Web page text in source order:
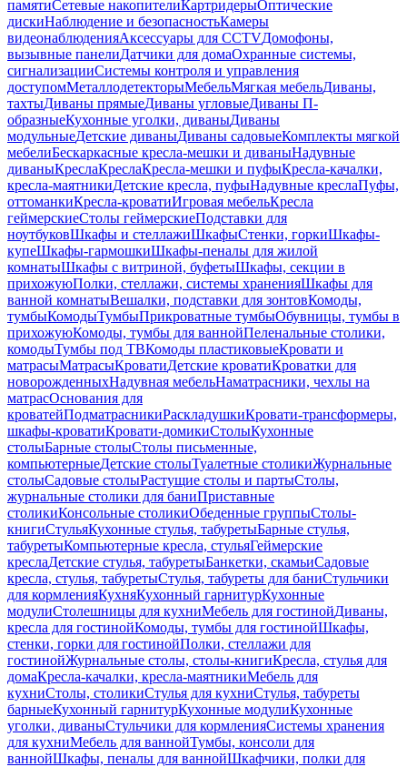
памятиСетевые накопителиКартридерыОптические
дискиНаблюдение и безопасностьКамеры
видеонаблюденияАксессуары для CCTVДомофоны,
вызывные панелиДатчики для домаОхранные системы,
сигнализацииСистемы контроля и управления
доступомМеталлодетекторыМебельМягкая мебельДиваны,
тахтыДиваны прямыеДиваны угловыеДиваны П-
образныеКухонные уголки, диваныДиваны
модульныеДетские диваныДиваны садовыеКомплекты мягкой
мебелиБескаркасные кресла-мешки и диваныНадувные
диваныКреслаКреслаКресла-мешки и пуфыКресла-качалки,
кресла-маятникиДетские кресла, пуфыНадувные креслаПуфы,
оттоманкиКресла-кроватиИгровая мебельКресла
геймерскиеСтолы геймерскиеПодставки для
ноутбуковШкафы и стеллажиШкафыСтенки, горкиШкафы-
купеШкафы-гармошкиШкафы-пеналы для жилой
комнатыШкафы с витриной, буфетыШкафы, секции в
прихожуюПолки, стеллажи, системы храненияШкафы для
ванной комнатыВешалки, подставки для зонтовКомоды,
тумбыКомодыТумбыПрикроватные тумбыОбувницы, тумбы в
прихожуюКомоды, тумбы для ваннойПеленальные столики,
комодыТумбы под ТВКомоды пластиковыеКровати и
матрасыМатрасыКроватиДетские кроватиКроватки для
новорожденныхНадувная мебельНаматрасники, чехлы на
матрасОснования для
кроватейПодматрасникиРаскладушкиКровати-трансформеры,
шкафы-кроватиКровати-домикиСтолыКухонные
столыБарные столыСтолы письменные,
компьютерныеДетские столыТуалетные столикиЖурнальные
столыСадовые столыРастущие столы и партыСтолы,
журнальные столики для баниПриставные
столикиКонсольные столикиОбеденные группыСтолы-
книгиСтульяКухонные стулья, табуретыБарные стулья,
табуретыКомпьютерные кресла, стульяГеймерские
креслаДетские стулья, табуретыБанкетки, скамьиСадовые
кресла, стулья, табуретыСтулья, табуреты для баниСтульчики
для кормленияКухняКухонный гарнитурКухонные
модулиСтолешницы для кухниМебель для гостинойДиваны,
кресла для гостинойКомоды, тумбы для гостинойШкафы,
стенки, горки для гостинойПолки, стеллажи для
гостинойЖурнальные столы, столы-книгиКресла, стулья для
домаКресла-качалки, кресла-маятникиМебель для
кухниСтолы, столикиСтулья для кухниСтулья, табуреты
барныеКухонный гарнитурКухонные модулиКухонные
уголки, диваныСтульчики для кормленияСистемы хранения
для кухниМебель для ваннойТумбы, консоли для
ваннойШкафы, пеналы для ваннойШкафчики, полки для